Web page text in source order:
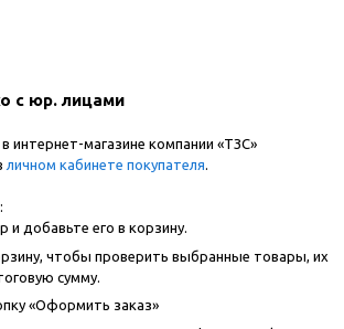
с юр. лицами
интернет-магазине компании «ТЗС»
личном кабинете покупателя.
и добавьте его в корзину.
чтобы проверить выбранные товары, их
сумму.
«Оформить заказ»